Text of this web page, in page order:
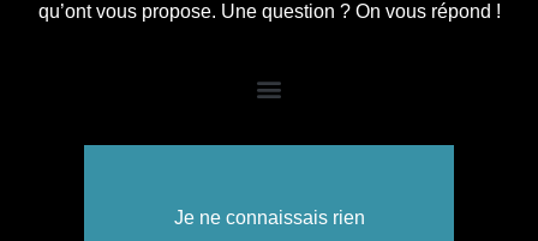
qu’ont vous propose. Une question ? On vous répond !
Super je suis trop contente